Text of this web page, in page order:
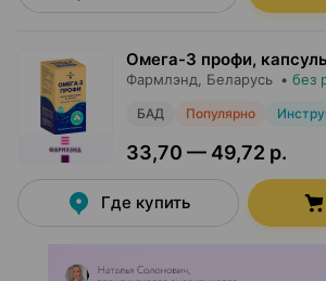
Омега-3 профи,
Фармлэнд , Беларусь • без
БАД Популярно
33,70 — 49,72 р.
Где купить